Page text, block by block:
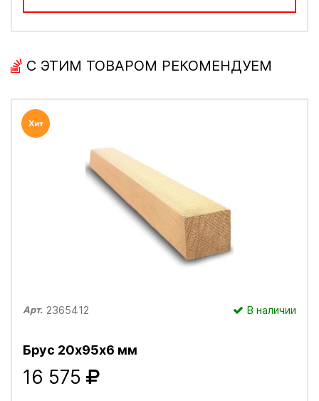
С ЭТИМ ТОВАРОМ РЕКОМЕНДУЕМ
Арт. 2365412 В наличии
Брус 20х95х6 мм
16 575